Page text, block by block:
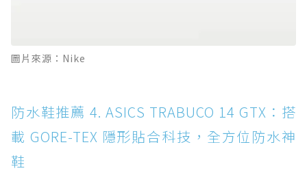
圖片來源：Nike
防水鞋推薦 4. ASICS TRABUCO 14 GTX：搭
載 GORE-TEX 隱形貼合科技，全方位防水神
鞋